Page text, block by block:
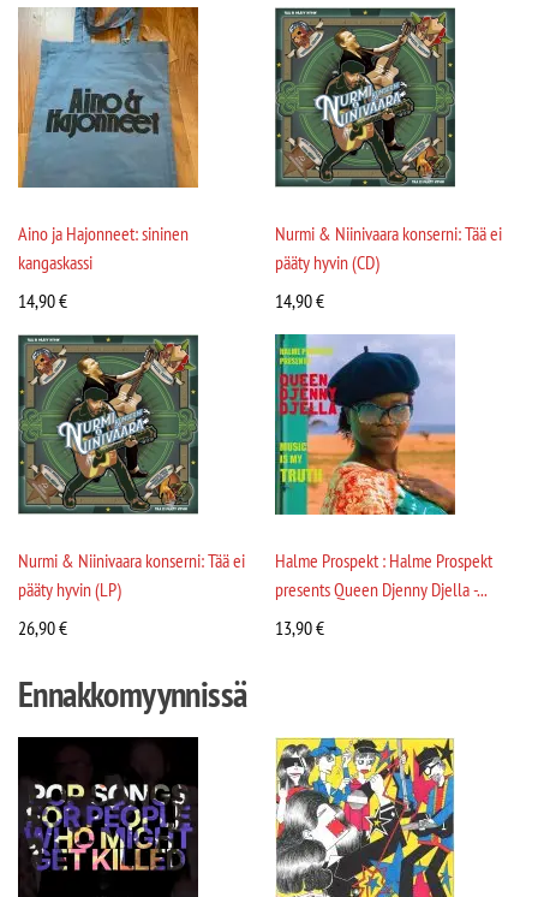
Aino ja Hajonneet: sininen
kangaskassi
14,90€
Nurmi & Niinivaara konserni: Tää ei
pääty hyvin (CD)
14,90€
Nurmi & Niinivaara konserni: Tää ei
pääty hyvin (LP)
26,90€
Halme Prospekt : Halme Prospekt
presents Queen Djenny Djella -...
13,90€
Ennakkomyynnissä